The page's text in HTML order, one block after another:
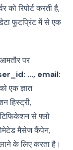
रिपोर्ट करती है,
फुटप्रिंट में से एक
पर
..., email:
एक ज्ञात
हिस्ट्री,
से फ्लो
मैसेज कैंपेन,
के लिए करता है।